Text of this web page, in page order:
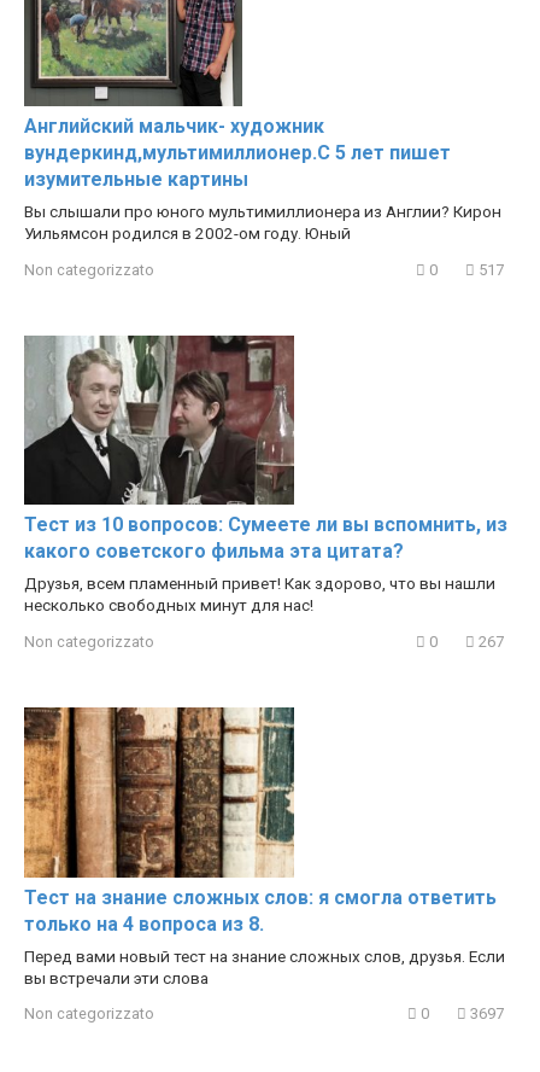
Английский мальчик- художник
вундеркинд,мультимиллионер.С 5 лет пишет
изумительные картины
Вы слышали про юного мультимиллионера из Англии? Кирон
Уильямсон родился в 2002-ом году. Юный
Non categorizzato 0 517
Тест из 10 вопросов: Сумеете ли вы вспомнить, из
какого советского фильма эта цитата?
Друзья, всем пламенный привет! Как здорово, что вы нашли
несколько свободных минут для нас!
Non categorizzato 0 267
Тест на знание сложных слов: я смогла ответить
только на 4 вопроса из 8.
Перед вами новый тест на знание сложных слов, друзья. Если
вы встречали эти слова
Non categorizzato 0 3697